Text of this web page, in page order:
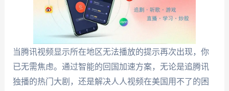
当腾讯视频显示所在地区无法播放的提示再次出现，你
已无需焦虑。通过智能的回国加速方案，无论是追腾讯
独播的热门大剧，还是解决人人视频在美国用不了的困